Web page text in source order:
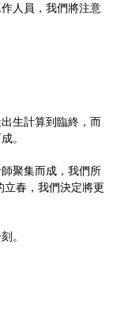
人員，我們將注意
生計算到臨終，而
。
聚集而成，我們所
春，我們決定將更
。